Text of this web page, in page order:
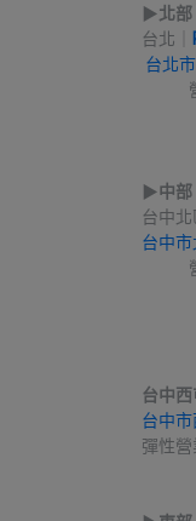
▶︎北部
台北｜
台北
營
▶︎中部
台中
台中
營
台中
台中
彈性